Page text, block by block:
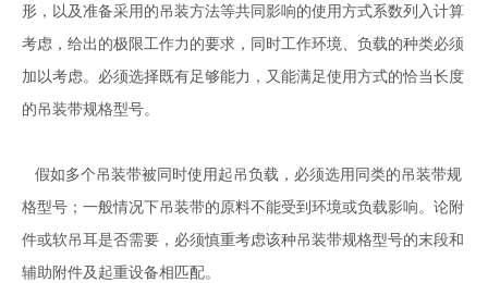
形，以及准备采用的吊装方法等共同影响的使用方式系数列入计算
考虑，给出的极限工作力的要求，同时工作环境、负载的种类必须
加以考虑。必须选择既有足够能力，又能满足使用方式的恰当长度
的吊装带规格型号。
假如多个吊装带被同时使用起吊负载，必须选用同类的吊装带规
格型号；一般情况下吊装带的原料不能受到环境或负载影响。论附
件或软吊耳是否需要，必须慎重考虑该种吊装带规格型号的末段和
辅助附件及起重设备相匹配。